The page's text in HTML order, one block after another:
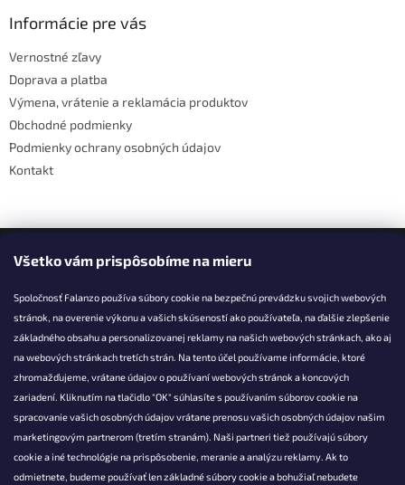
Všetko vám prispôsobíme na mieru
Spoločnosť Falanzo používa súbory cookie na bezpečnú prevádzku svojich webových
stránok, na overenie výkonu a vašich skúseností ako používateľa, na ďalšie zlepšenie
základného obsahu a personalizovanej reklamy na našich webových stránkach, ako aj
na webových stránkach tretích strán. Na tento účel používame informácie, ktoré
zhromažďujeme, vrátane údajov o používaní webových stránok a koncových
zariadení. Kliknutím na tlačidlo "OK" súhlasíte s používaním súborov cookie na
spracovanie vašich osobných údajov vrátane prenosu vašich osobných údajov našim
marketingovým partnerom (tretím stranám). Naši partneri tiež používajú súbory
cookie a iné technológie na prispôsobenie, meranie a analýzu reklamy. Ak to
odmietnete, budeme používať len základné súbory cookie a bohužiaľ nebudete
Informácie pre vás
Vernostné zľavy
Doprava a platba
Výmena, vrátenie a reklamácia produktov
Obchodné podmienky
Podmienky ochrany osobných údajov
Kontakt
Facebook
KONTAKT
info@falanzo.sk
Falanzo.sk
FalanzoSK